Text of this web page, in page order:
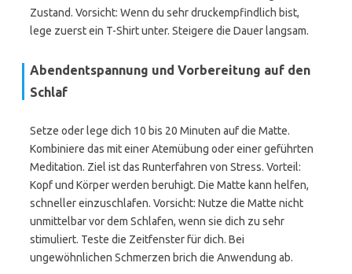
Zustand. Vorsicht: Wenn du sehr druckempfindlich bist,
lege zuerst ein T-Shirt unter. Steigere die Dauer langsam.
Abendentspannung und Vorbereitung auf den
Schlaf
Setze oder lege dich 10 bis 20 Minuten auf die Matte.
Kombiniere das mit einer Atemübung oder einer geführten
Meditation. Ziel ist das Runterfahren von Stress. Vorteil:
Kopf und Körper werden beruhigt. Die Matte kann helfen,
schneller einzuschlafen. Vorsicht: Nutze die Matte nicht
unmittelbar vor dem Schlafen, wenn sie dich zu sehr
stimuliert. Teste die Zeitfenster für dich. Bei
ungewöhnlichen Schmerzen brich die Anwendung ab.